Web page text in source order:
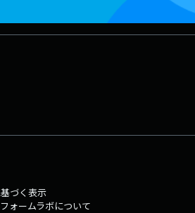
づく表示
ォームラボについて